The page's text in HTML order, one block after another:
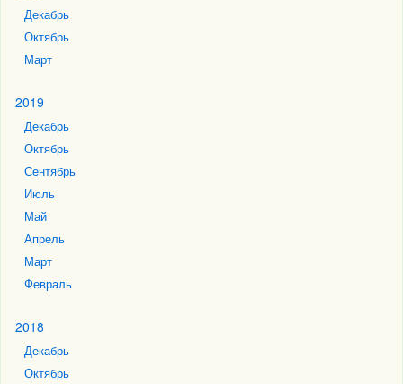
Декабрь
Октябрь
Март
2019
Декабрь
Октябрь
Сентябрь
Июль
Май
Апрель
Март
Февраль
2018
Декабрь
Октябрь